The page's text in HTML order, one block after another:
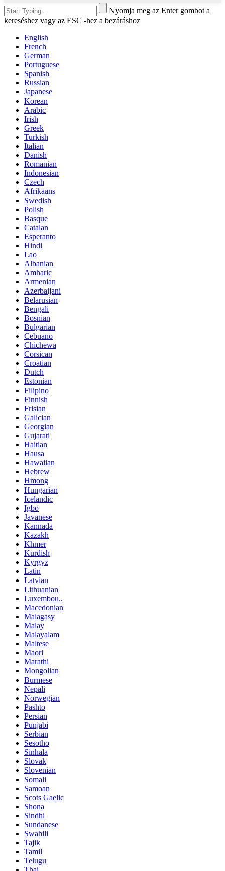
Nyomja meg az Enter gombot a
kereséshez vagy az ESC -hez a bezáráshoz
English
French
German
Portuguese
Spanish
Russian
Japanese
Korean
Arabic
Irish
Greek
Turkish
Italian
Danish
Romanian
Indonesian
Czech
Afrikaans
Swedish
Polish
Basque
Catalan
Esperanto
Hindi
Lao
Albanian
Amharic
Armenian
Azerbaijani
Belarusian
Bengali
Bosnian
Bulgarian
Cebuano
Chichewa
Corsican
Croatian
Dutch
Estonian
Filipino
Finnish
Frisian
Galician
Georgian
Gujarati
Haitian
Hausa
Hawaiian
Hebrew
Hmong
Hungarian
Icelandic
Igbo
Javanese
Kannada
Kazakh
Khmer
Kurdish
Kyrgyz
Latin
Latvian
Lithuanian
Luxembou..
Macedonian
Malagasy
Malay
Malayalam
Maltese
Maori
Marathi
Mongolian
Burmese
Nepali
Norwegian
Pashto
Persian
Punjabi
Serbian
Sesotho
Sinhala
Slovak
Slovenian
Somali
Samoan
Scots Gaelic
Shona
Sindhi
Sundanese
Swahili
Tajik
Tamil
Telugu